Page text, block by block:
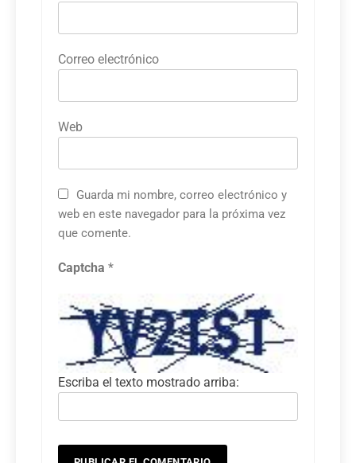
Correo electrónico
Web
Guarda mi nombre, correo electrónico y
web en este navegador para la próxima vez
que comente.
Captcha *
Escriba el texto mostrado arriba: